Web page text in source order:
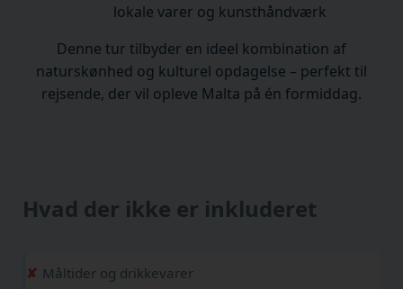
lokale varer og kunsthåndværk
Denne tur tilbyder en ideel kombination af
naturskønhed og kulturel opdagelse – perfekt til
rejsende, der vil opleve Malta på én formiddag.
Hvad der ikke er inkluderet
Måltider og drikkevarer